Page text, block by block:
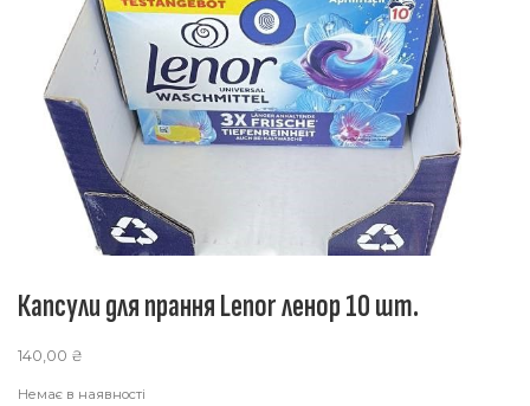
Капсули для прання Lenor ленор 10 шт.
140,00 ₴
Немає в наявності